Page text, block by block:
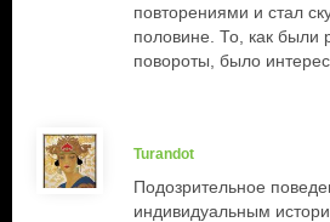
повторениями и стал
половине. То, как были
повороты, было
Turandot
Подозрительное
индивидуальным